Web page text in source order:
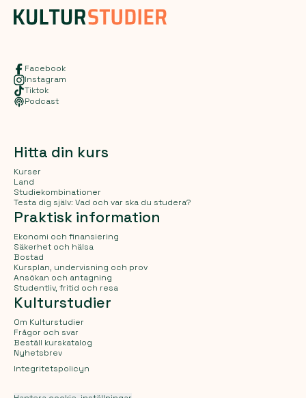
Facebook
Instagram
Tiktok
Podcast
Hitta din kurs
Kurser
Land
Studiekombinationer
Testa dig själv: Vad och var ska du studera?
Praktisk information
Ekonomi och finansiering
Säkerhet och hälsa
Bostad
Kursplan, undervisning och prov
Ansökan och antagning
Studentliv, fritid och resa
Kulturstudier
Om Kulturstudier
Frågor och svar
Beställ kurskatalog
Nyhetsbrev
Integritetspolicyn